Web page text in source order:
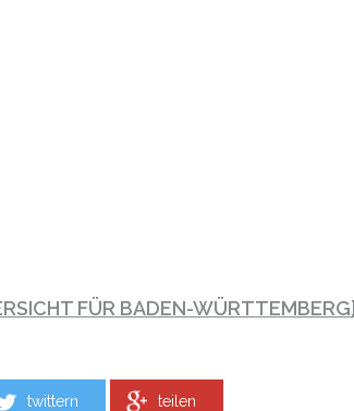
FÜR BADEN-WÜRTTEMBERG]
twittern teilen